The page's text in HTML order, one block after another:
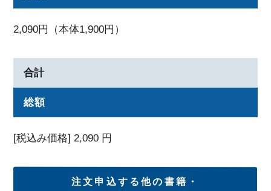
2,090円（本体1,900円）
合計
総額
[税込み価格]2,090 円
注文申込する他の書籍・